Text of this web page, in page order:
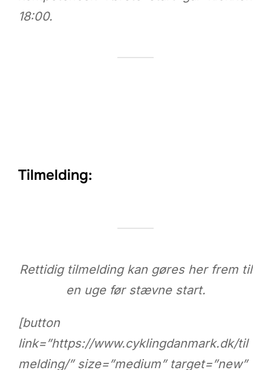
18:00.
Tilmelding:
Rettidig tilmelding kan gøres her frem til
en uge før stævne start.
[button
link=”https://www.cyklingdanmark.dk/til
melding/” size=”medium” target=”new”